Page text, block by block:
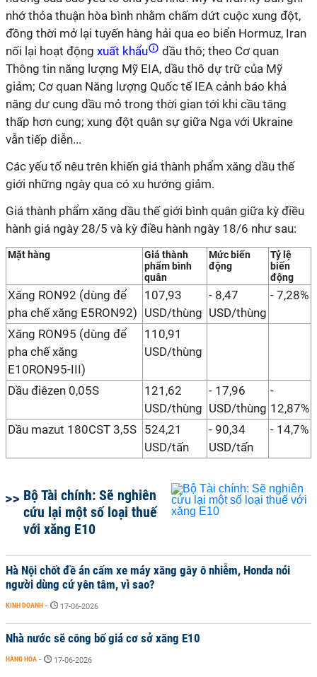
nhớ thỏa thuận hòa bình nhằm chấm dứt cuộc xung đột,
đồng thời mở lại tuyến hàng hải qua eo biển Hormuz, Iran
nối lại hoạt động xuất khẩu
dầu thô; theo Cơ quan
Thông tin năng lượng Mỹ EIA, dầu thô dự trữ của Mỹ
giảm; Cơ quan Năng lượng Quốc tế IEA cảnh báo khả
năng dư cung dầu mỏ trong thời gian tới khi cầu tăng
thấp hơn cung; xung đột quân sự giữa Nga với Ukraine
vẫn tiếp diễn...
Các yếu tố nêu trên khiến giá thành phẩm xăng dầu thế
giới những ngày qua có xu hướng giảm.
Giá thành phẩm xăng dầu thế giới bình quân giữa kỳ điều
hành giá ngày 28/5 và kỳ điều hành ngày 18/6 như sau:
Mặt hàng
Giá thành
phẩm bình
quân
Mức biến
động
Tỷ lệ
biến
động
Xăng RON92 (dùng để
pha chế xăng E5RON92)
107,93
USD/thùng
- 8,47
USD/thùng
- 7,28%
Xăng RON95 (dùng để
pha chế xăng
E10RON95-III)
110,91
USD/thùng
Dầu điêzen 0,05S
121,62
USD/thùng
- 17,96
USD/thùng
-
12,87%
Dầu mazut 180CST 3,5S 524,21
USD/tấn
- 90,34
USD/tấn
- 14,7%
Bộ Tài chính: Sẽ nghiên
cứu lại một số loại thuế
với xăng E10
Hà Nội chốt đề án cấm xe máy xăng gây ô nhiễm, Honda nói
người dùng cứ yên tâm, vì sao?
KINH DOANH - 17-06-2026
Nhà nước sẽ công bố giá cơ sở xăng E10
HÀNG HÓA - 17-06-2026